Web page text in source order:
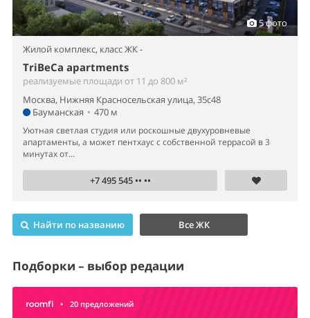
5 фото
Жилой комплекс, класс ЖК -
TriBeCa apartments
реализуемые площади от 11 до 800 м²
Москва, Нижняя Красносельская улица, 35с48
Бауманская • 470 м
Уютная светлая студия или роскошные двухуровневые
апартаменты, а может пентхаус с собственной террасой в 3
минутах от...
+7 495 545 •• ••
Найти по названию Все ЖК
Подборки – выбор редации
• 20 предложений